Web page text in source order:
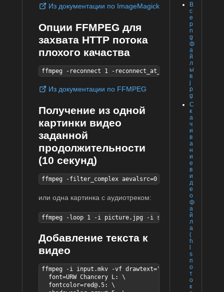
В
с
е
p
n
g
ф
а
й
л
ы
в
j
p
g
С
к
а
ч
и
в
а
н
и
е
в
и
д
е
о
ф
а
й
л
а
(
h
s
п
о
т
о
к
Из документации по ImageMagick
Опции FFMPEG для
захвата HTTP потока
плохого качаства
ffmpeg -reconnect 1 -reconnect_at_eof 1 -
Из документации по FFMPEG
Получение из одной
картинки видео
заданной
продолжительности
(10 секунд)
ffmpeg -filter_complex aevalsrc=0 -loop 1 -i
или одна картинка с аудиотреком:
ffmpeg -loop 1 -i picture.jpg -i sound.mp3 -t
Добавление текста к
видео
ffmpeg -i input.mkv -vf drawtext="text='Текст для
  font=URW Chancery L: \
  fontcolor=red@.5: \